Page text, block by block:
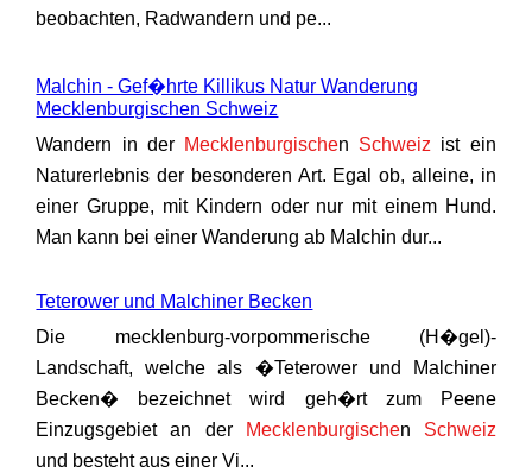
beobachten, Radwandern und pe...
Malchin - Gef�hrte Killikus Natur Wanderung
Mecklenburgischen Schweiz
Wandern in der Mecklenburgischen Schweiz ist ein
Naturerlebnis der besonderen Art. Egal ob, alleine, in
einer Gruppe, mit Kindern oder nur mit einem Hund.
Man kann bei einer Wanderung ab Malchin dur...
Teterower und Malchiner Becken
Die mecklenburg-vorpommerische (H�gel)-
Landschaft, welche als �Teterower und Malchiner
Becken� bezeichnet wird geh�rt zum Peene
Einzugsgebiet an der
Mecklenburgischen Schweiz
und besteht aus einer Vi...